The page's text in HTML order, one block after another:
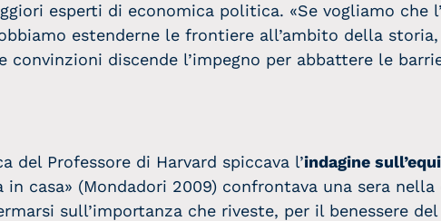
esperti di economica politica. «Se vogliamo che
estenderne le frontiere all’ambito della
discende l’impegno per abbattere le
del Professore di Harvard spiccava l’indagine
in casa» (Mondadori 2009) confrontava una sera
sull’importanza che riveste, per il benessere